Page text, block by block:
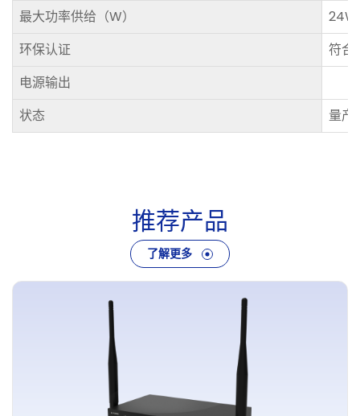
最大功率供给（W）
24W
环保认证
符合
电源输出
状态
量产
推荐产品
了解更多